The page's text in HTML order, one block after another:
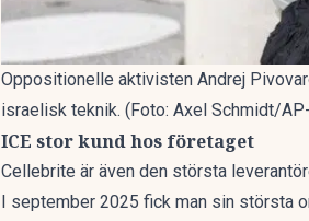
Oppositionelle aktivisten Andrej
israelisk teknik. (Foto: Axel Schmidt/
ICE stor kund hos företaget
Cellebrite är även den största
I september 2025 fick man sin största